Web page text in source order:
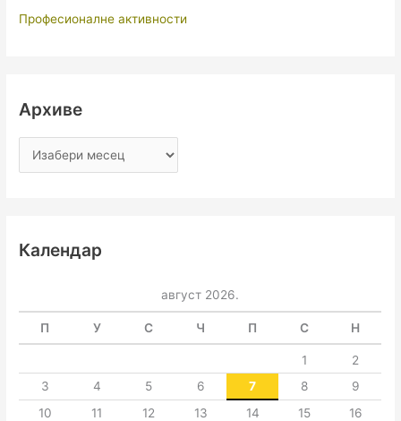
Професионалне активности
Архиве
Календар
август 2026.
П У С Ч П С Н
1
2
3
4 5 6 7 8
9
10
11 12 13 14 15
16